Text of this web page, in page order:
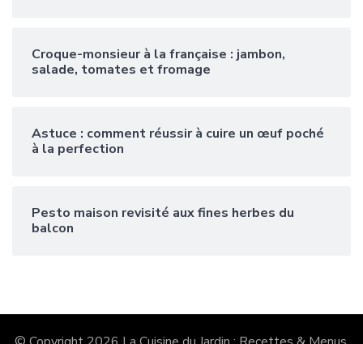
Croque-monsieur à la française : jambon,
salade, tomates et fromage
Astuce : comment réussir à cuire un œuf poché
à la perfection
Pesto maison revisité aux fines herbes du
balcon